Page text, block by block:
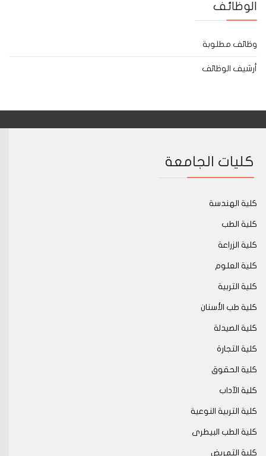
الوظائف
وظائف مطلوبة
أرشيف الوظائف
كليات الجامعة
كلية الهندسة
كلية الطب
كلية الزراعة
كلية العلوم
كلية التربية
كلية طب الأسنان
كلية الصيدلة
كلية التجارة
كلية الحقوق
كلية الآداب
كلية التربية النوعية
كلية الطب البيطرى
كلية التمريض